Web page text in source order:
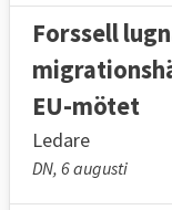
Forssell
EU-mötet
Ledare
DN, 6 augusti